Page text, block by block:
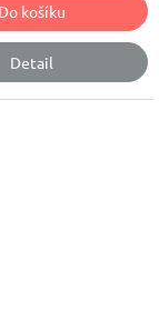
Do košíku
Detail